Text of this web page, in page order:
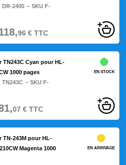
DR-2400 – SKU F-
96€TTC
TN243C Cyan pour HL-
1000 pages
TN243C – SKU F-
EN STOCK
07 €TTC
TN-243M pour HL-
Magenta 1000
EN ARRIVAGE